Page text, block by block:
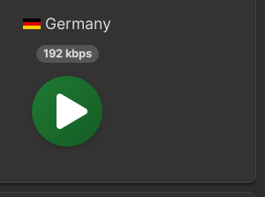
Germany
192 kbps